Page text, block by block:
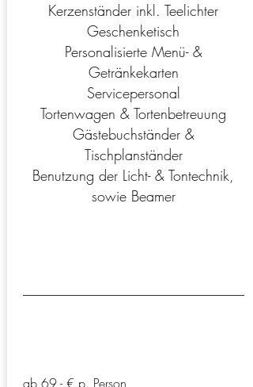
Kerzenständer inkl. Teelichter
Geschenketisch
Personalisierte Menü- &
Getränkekarten
Servicepersonal
Tortenwagen & Tortenbetreuung
Gästebuchständer &
Tischplanständer
Benutzung der Licht- & Tontechnik,
sowie Beamer
ab 69,- € p. Person